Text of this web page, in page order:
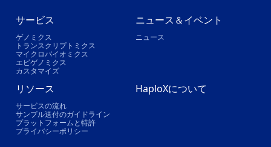
サービス
ゲノミクス
トランスクリプトミクス
マイクロバイオミクス
エピゲノミクス
カスタマイズ
ニュース＆イベント
ニュース
リソース
サービスの流れ
サンプル送付のガイドライン
プラットフォームと特許
プライバシーポリシー
HaploXについて